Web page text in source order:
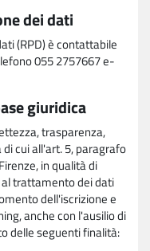
dei dati
(RPD) è contattabile
055 2757667 e-
giuridica
trasparenza,
cui all'art. 5, paragrafo
in qualità di
trattamento dei dati
dell'iscrizione e
anche con l'ausilio di
delle seguenti finalità: